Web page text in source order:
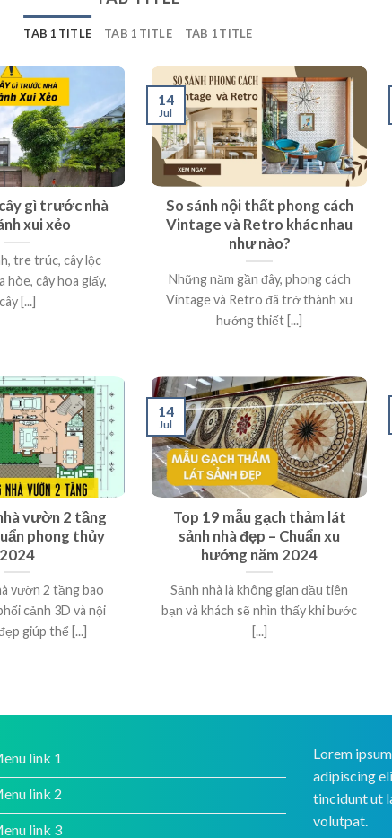
TAB 1 TITLE TAB 1 TITLE TAB 1 TITLE
gì trước nhà
xui xẻo
tre trúc, cây lộc
hòe, cây hoa giấy,
cây [...]
So sánh nội thất phong cách
Vintage và Retro khác nhau
như nào?
Những năm gần đây, phong cách
Vintage và Retro đã trở thành xu
hướng thiết [...]
14
Jul
vườn 2 tầng
phong thủy
2024
vườn 2 tầng bao
cảnh 3D và nội
giúp thể [...]
Top 19 mẫu gạch thảm lát
sảnh nhà đẹp – Chuẩn xu
hướng năm 2024
Sảnh nhà là không gian đầu tiên
bạn và khách sẽ nhìn thấy khi bước
[...]
14
Jul
link 1
link 2
link 3
Lorem
adipiscing
tincidunt ut
volutpat.